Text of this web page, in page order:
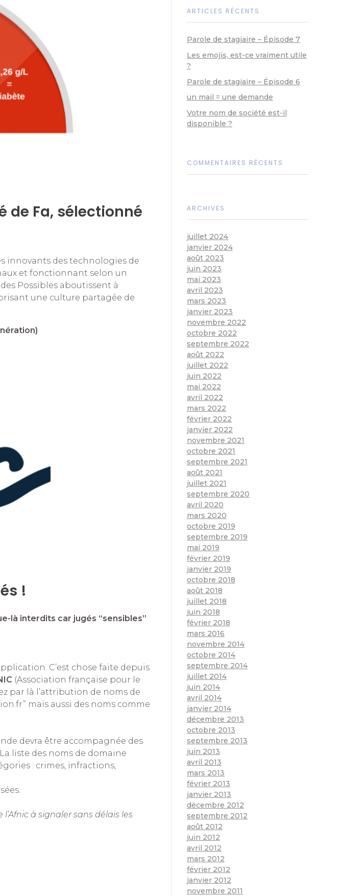
de Fa, sélectionné
innovants des technologies de
et fonctionnant selon un
Possibles aboutissent à
une culture partagée de
!
là interdits car jugés “sensibles”
C’est chose faite depuis
(Association française pour le
par là l’attribution de noms de
mais aussi des noms comme
devra être accompagnée des
liste des noms de domaine
: crimes, infractions,
à signaler sans délais les
ARTICLES RÉCENTS
Parole de stagiaire – Épisode 7
Les emojis, est-ce vraiment utile
?
Parole de stagiaire – Épisode 6
un mail = une demande
Votre nom de société est-il
disponible ?
COMMENTAIRES RÉCENTS
ARCHIVES
juillet 2024
janvier 2024
août 2023
juin 2023
mai 2023
avril 2023
mars 2023
janvier 2023
novembre 2022
octobre 2022
septembre 2022
août 2022
juillet 2022
juin 2022
mai 2022
avril 2022
mars 2022
février 2022
janvier 2022
novembre 2021
octobre 2021
septembre 2021
août 2021
juillet 2021
septembre 2020
avril 2020
mars 2020
octobre 2019
septembre 2019
mai 2019
février 2019
janvier 2019
octobre 2018
août 2018
juillet 2018
juin 2018
février 2018
mars 2016
novembre 2014
octobre 2014
septembre 2014
juillet 2014
juin 2014
avril 2014
janvier 2014
décembre 2013
octobre 2013
septembre 2013
juin 2013
avril 2013
mars 2013
février 2013
janvier 2013
décembre 2012
septembre 2012
août 2012
juin 2012
avril 2012
mars 2012
février 2012
janvier 2012
novembre 2011